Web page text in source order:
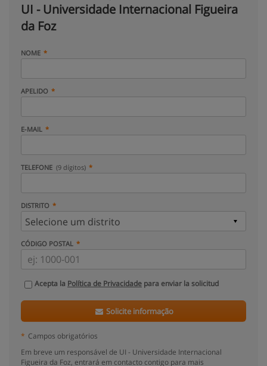
UI - Universidade Internacional Figueira
da Foz
NOME
APELIDO
E-MAIL
TELEFONE (9 dígitos)
DISTRITO
CÓDIGO POSTAL
Acepta la Política de Privacidade para enviar la solicitud
Solicite informação
* Campos obrigatórios
Em breve um responsável de UI - Universidade Internacional
Figueira da Foz, entrará em contacto contigo para mais